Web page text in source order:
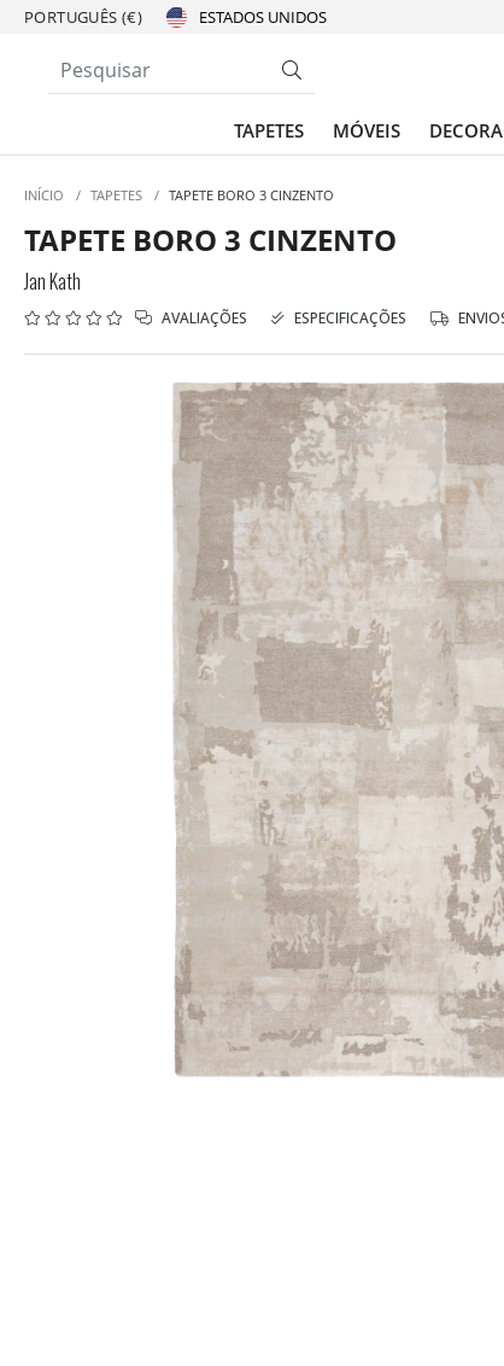
PORTUGUÊS (€)
TAPETES MÓVEIS
INÍCIO / TAPETES / TAPETE BORO 3 CINZENTO
TAPETE BORO 3 CINZENTO
Jan Kath
AVALIAÇÕES ESPECIFICAÇÕES